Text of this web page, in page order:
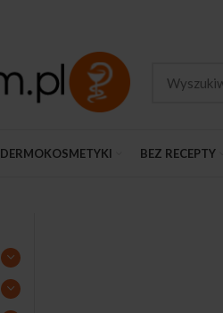
DERMOKOSMETYKI BEZ RECEPTY